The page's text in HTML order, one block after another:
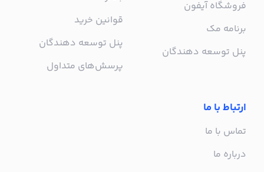
فروشگاه آیفون
برنامه مک
پنل توسعه دهندگان
قوانین خرید
پنل توسعه دهندگان
پرسش‌های متداول
ارتباط با ما
تماس با ما
درباره ما